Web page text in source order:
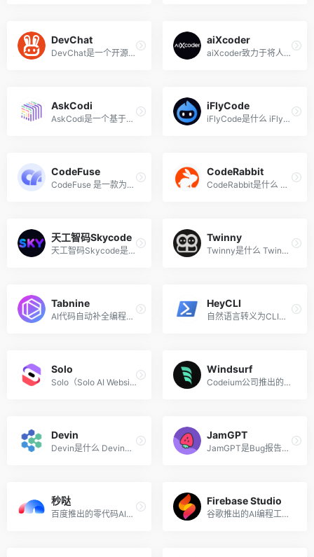
DevChat
DevChat是一个开源的AI编程助...
aiXcoder
aiXcoder致力于将人工智能技...
AskCodi
AskCodi是一个基于AI的代码生...
iFlyCode
iFlyCode是什么 iFlyCode （...
CodeFuse
CodeFuse 是一款为国内开发者...
CodeRabbit
CodeRabbit是什么 CodeRabbit...
天工智码Skycode
天工智码Skycode是基于昆仑万...
Twinny
Twinny是什么 Twinny 是一个...
Tabnine
AI代码自动补全编程助手
HeyCLI
自然语言转义为CLI命令
Solo
Solo（Solo AI Website Compo...
Windsurf
Codeium公司推出的AI编程工具
Devin
Devin是什么 Devin是由人工智...
JamGPT
JamGPT是Bug报告工具Jam最新...
秒哒
百度推出的零代码AI开发平台...
Firebase Studio
谷歌推出的AI编程工具，一站...